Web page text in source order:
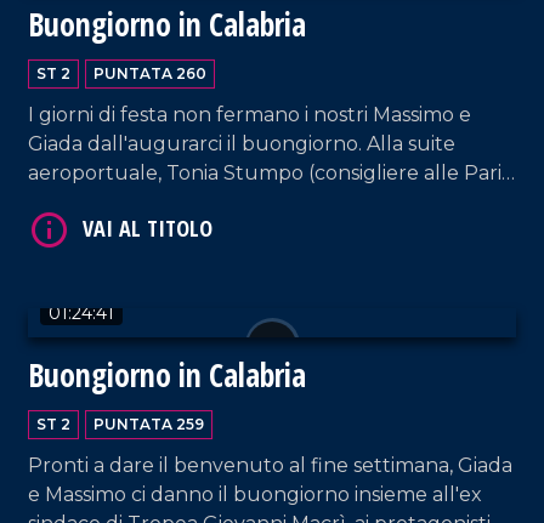
Buongiorno in Calabria
ST 2 PUNTATA 260
I giorni di festa non fermano i nostri Massimo e
Giada dall'augurarci il buongiorno. Alla suite
aeroportuale, Tonia Stumpo (consigliere alle Pari
Parchi Marini Calabria). Infine, Michele Mirabelli,
01:24:41
Buongiorno in Calabria
ST 2 PUNTATA 259
Pronti a dare il benvenuto al fine settimana, Giada
e Massimo ci danno il buongiorno insieme all'ex
VAI AL TITOLO